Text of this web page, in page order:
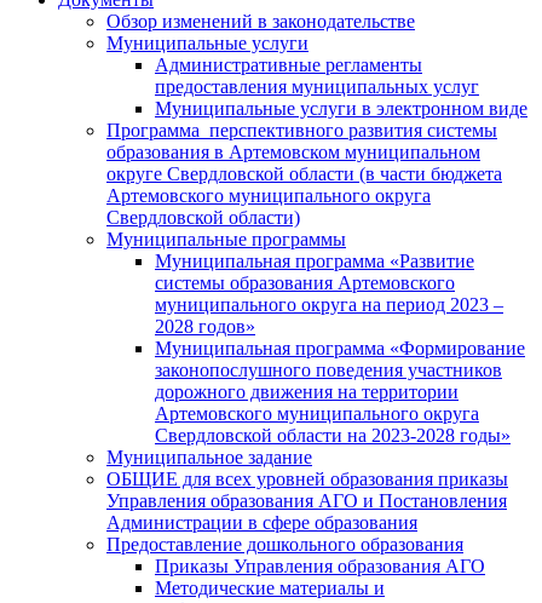
Обзор изменений в законодательстве
Муниципальные услуги
Административные регламенты
предоставления муниципальных услуг
Муниципальные услуги в электронном виде
Программа перспективного развития системы
образования в Артемовском муниципальном
округе Свердловской области (в части бюджета
Артемовского муниципального округа
Свердловской области)
Муниципальные программы
Муниципальная программа «Развитие
системы образования Артемовского
муниципального округа на период 2023 –
2028 годов»
Муниципальная программа «Формирование
законопослушного поведения участников
дорожного движения на территории
Артемовского муниципального округа
Свердловской области на 2023-2028 годы»
Муниципальное задание
ОБЩИЕ для всех уровней образования приказы
Управления образования АГО и Постановления
Администрации в сфере образования
Предоставление дошкольного образования
Приказы Управления образования АГО
Методические материалы и